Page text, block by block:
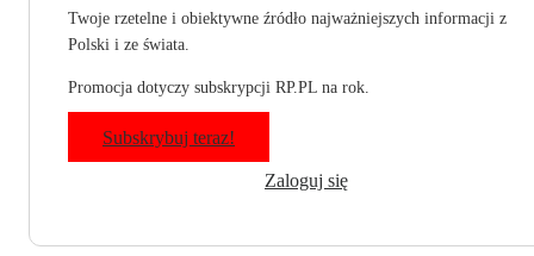
Twoje rzetelne i obiektywne źródło najważniejszych informacji z
Polski i ze świata.
Promocja dotyczy subskrypcji RP.PL na rok.
Subskrybuj teraz!
Zaloguj się